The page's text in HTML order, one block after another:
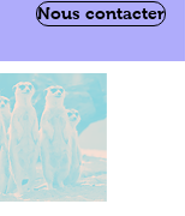
Nous contacter